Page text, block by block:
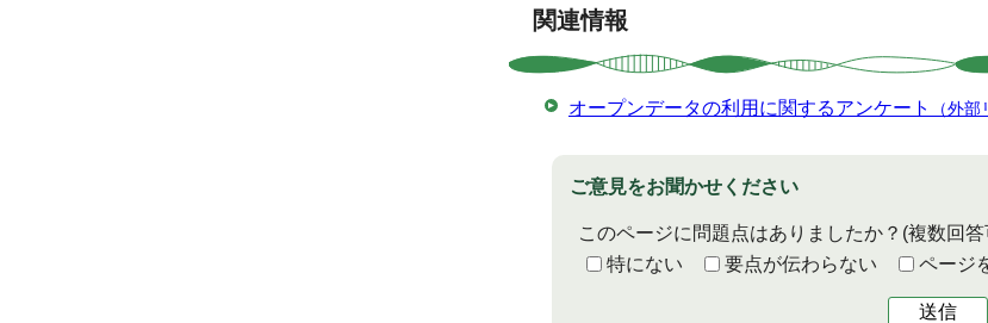
関連情報
オープンデータの利用に関するアンケート （外部
ご意見をお聞かせください
このページに問題点はありましたか？ (複数回答
特にない
要点が伝わらない ページ
送信